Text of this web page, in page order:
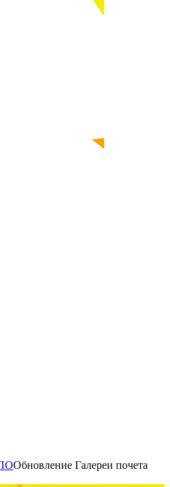
Обновление Галереи почета